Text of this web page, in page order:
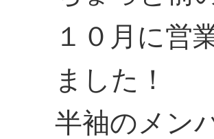
１０月に営
ました！
半袖のメン